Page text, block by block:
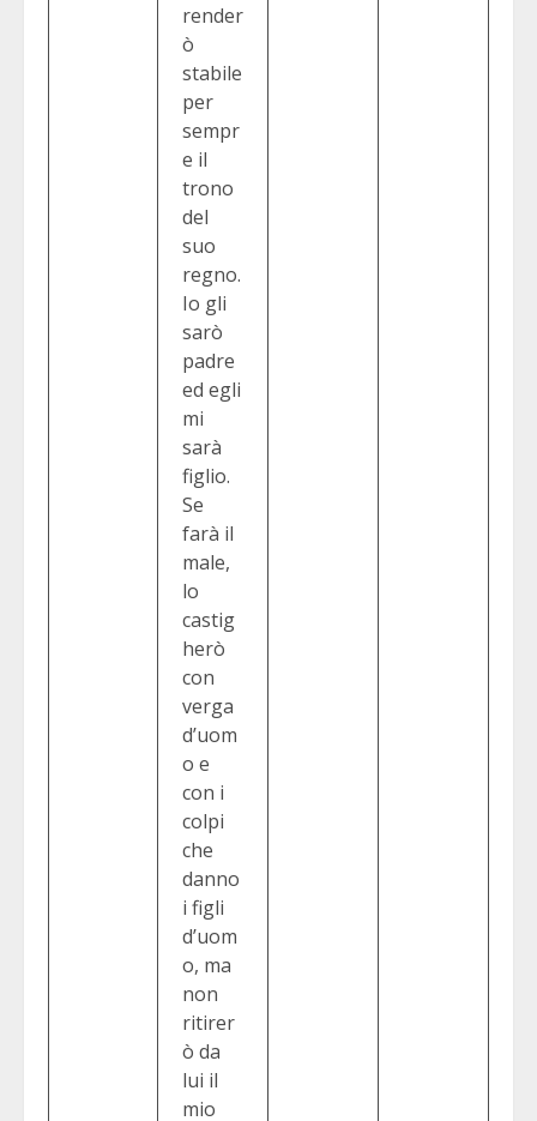
render
ò
stabile
per
sempr
e il
trono
del
suo
regno.
Io gli
sarò
padre
ed egli
mi
sarà
figlio.
Se
farà il
male,
lo
castig
herò
con
verga
d’uom
o e
con i
colpi
che
danno
i figli
d’uom
o, ma
non
ritirer
ò da
lui il
mio